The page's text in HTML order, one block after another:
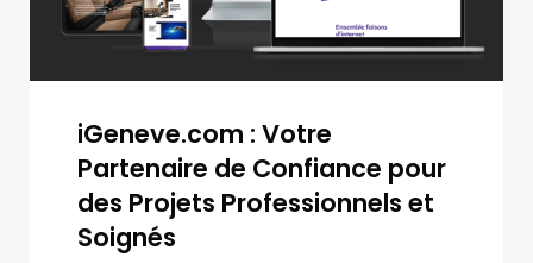
iGeneve.com : Votre
Partenaire de Confiance pour
des Projets Professionnels et
Soignés